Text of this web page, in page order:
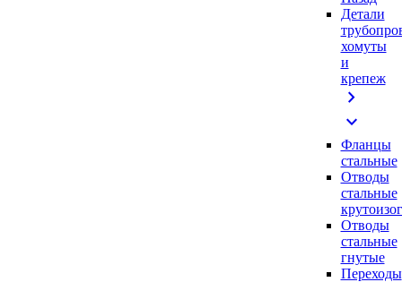
Детали
хомуты
и
крепеж
chevron_right
expand_more
Фланцы
стальные
Отводы
стальные
Отводы
стальные
гнутые
Переходы